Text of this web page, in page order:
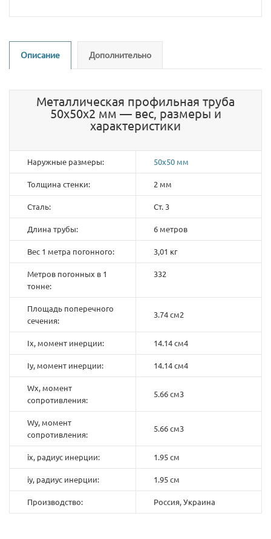
Описание Дополнительно
Металлическая профильная труба
50х50х2 мм — вес, размеры и
характеристики
Наружные размеры: 50х50 мм
Толщина стенки: 2 мм
Сталь: Ст. 3
Длина трубы: 6 метров
Вес 1 метра погонного: 3,01 кг
Метров погонных в 1
тонне:
332
Площадь поперечного
сечения:
3.74 см2
Ix, момент инерции: 14.14 см4
Iy, момент инерции: 14.14 см4
Wx, момент
сопротивления:
5.66 см3
Wy, момент
сопротивления:
5.66 см3
ix, радиус инерции: 1.95 см
iy, радиус инерции: 1.95 см
Производство: Россия, Украина